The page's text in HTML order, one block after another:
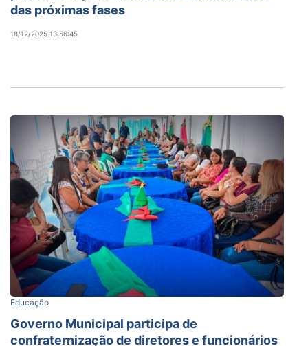
das próximas fases
18/12/2025 13:56:45
Educação
Governo Municipal participa de
confraternização de diretores e funcionários